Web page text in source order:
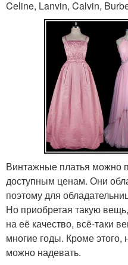
Celine, Lanvin, Calvin,
Винтажные платья можно
доступным ценам. Они
поэтому для
Но приобретая такую
на её качество, всё-таки
многие годы. Кроме этого,
можно надевать.